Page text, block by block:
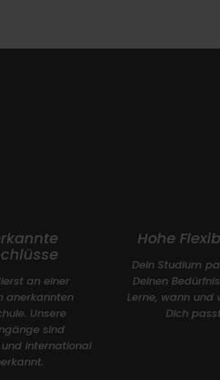
an einer
anerkannten
Unsere
sind
international
Hohe
Dein Studium
Deinen
Lerne, wann und
Dich